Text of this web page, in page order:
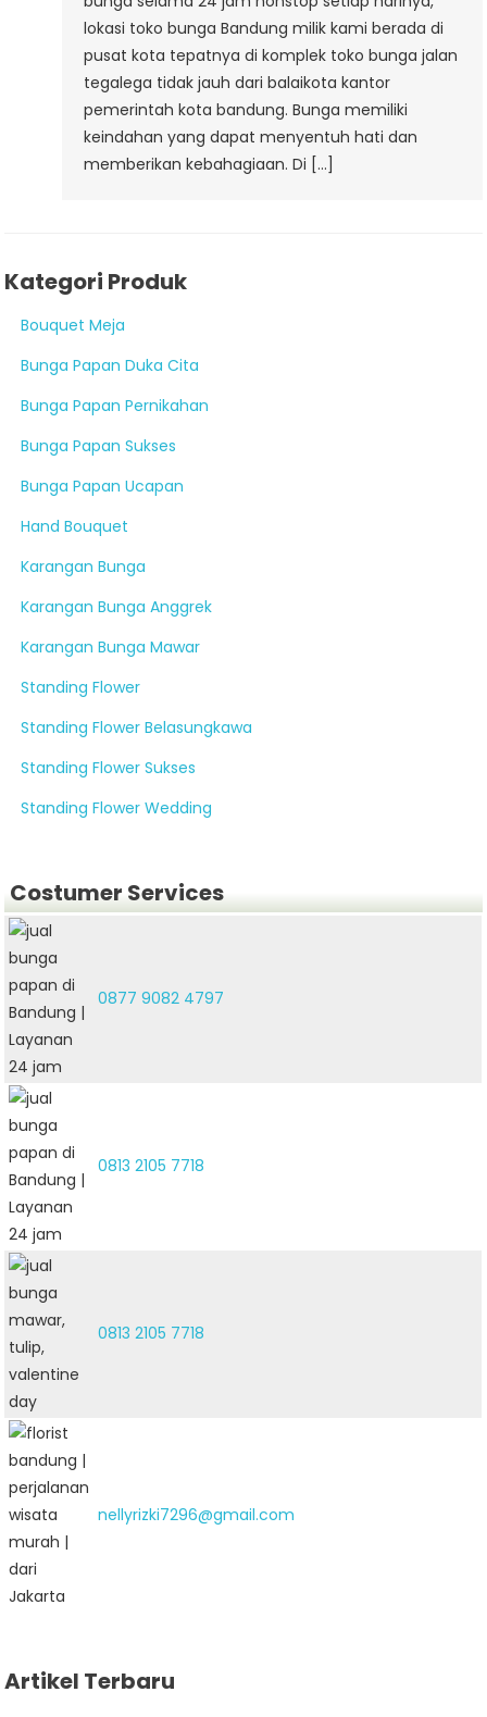
lokasi toko bunga Bandung milik kami berada di
pusat kota tepatnya di komplek toko bunga jalan
tegalega tidak jauh dari balaikota kantor
pemerintah kota bandung. Bunga memiliki
keindahan yang dapat menyentuh hati dan
memberikan kebahagiaan. Di […]
Kategori Produk
Bouquet Meja
Bunga Papan Duka Cita
Bunga Papan Pernikahan
Bunga Papan Sukses
Bunga Papan Ucapan
Hand Bouquet
Karangan Bunga
Karangan Bunga Anggrek
Karangan Bunga Mawar
Standing Flower
Standing Flower Belasungkawa
Standing Flower Sukses
Standing Flower Wedding
Costumer Services
0877 9082 4797
0813 2105 7718
0813 2105 7718
nellyrizki7296@gmail.com
Artikel Terbaru